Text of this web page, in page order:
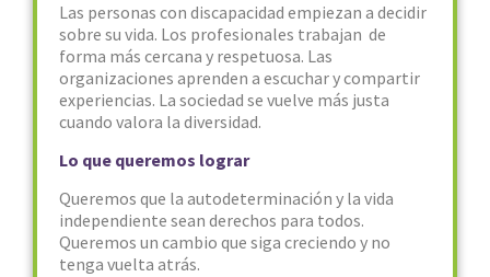
Las personas con discapacidad empiezan a decidir
sobre su vida. Los profesionales trabajan de
forma más cercana y respetuosa. Las
organizaciones aprenden a escuchar y compartir
experiencias. La sociedad se vuelve más justa
cuando valora la diversidad.
Lo que queremos lograr
Queremos que la autodeterminación y la vida
independiente sean derechos para todos.
Queremos un cambio que siga creciendo y no
tenga vuelta atrás.